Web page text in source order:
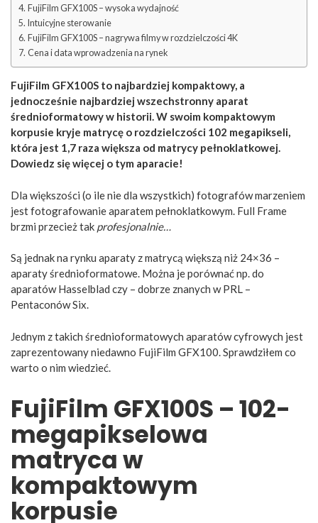
FujiFilm GFX100S – wysoka wydajność
Intuicyjne sterowanie
FujiFilm GFX100S – nagrywa filmy w rozdzielczości 4K
Cena i data wprowadzenia na rynek
FujiFilm GFX100S to najbardziej kompaktowy, a
jednocześnie najbardziej wszechstronny aparat
średnioformatowy w historii. W swoim kompaktowym
korpusie kryje matrycę o rozdzielczości 102 megapikseli,
która jest 1,7 raza większa od matrycy pełnoklatkowej.
Dowiedz się więcej o tym aparacie!
Dla większości (o ile nie dla wszystkich) fotografów marzeniem
jest fotografowanie aparatem pełnoklatkowym. Full Frame
brzmi przecież tak profesjonalnie…
Są jednak na rynku aparaty z matrycą większą niż 24×36 –
aparaty średnioformatowe. Można je porównać np. do
aparatów Hasselblad czy – dobrze znanych w PRL –
Pentaconów Six.
Jednym z takich średnioformatowych aparatów cyfrowych jest
zaprezentowany niedawno FujiFilm GFX100. Sprawdziłem co
warto o nim wiedzieć.
FujiFilm GFX100S – 102-
megapikselowa
matryca w
kompaktowym
korpusie